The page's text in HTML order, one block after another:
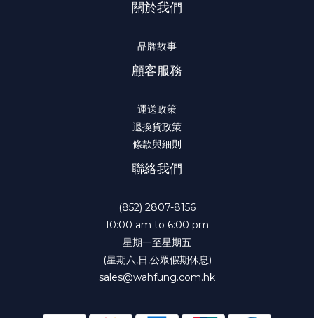
關於我們
品牌故事
顧客服務
運送政策
退換貨政策
條款與細則
聯絡我們
(852) 2807-8156
10:00 am to 6:00 pm
星期一至星期五
(星期六,日,公眾假期休息)
sales@wahfung.com.hk